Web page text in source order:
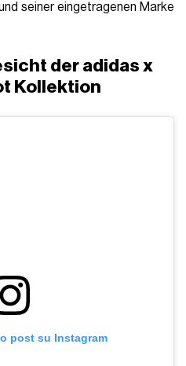
seiner eingetragenen Marke
der adidas x
Kollektion
post su Instagram